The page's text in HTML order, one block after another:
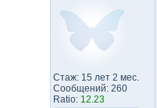
Стаж: 15 лет 2 мес.
Сообщений: 260
Ratio: 12.23